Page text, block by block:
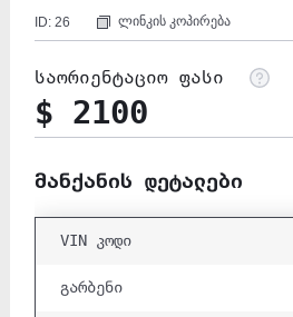
ID: 26 ლინკის კოპირება
საორიენტაციო ფასი
$ 2100
მანქანის დეტალები
VIN კოდი
გარბენი